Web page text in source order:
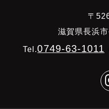
〒
滋賀県長浜
Tel.0749-63-1011